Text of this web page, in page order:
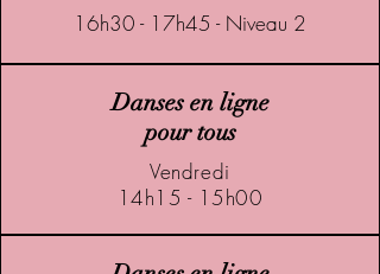
16h30 - 17h45 - Niveau 2
Danses en ligne
pour tous
Vendredi
14h15 - 15h00